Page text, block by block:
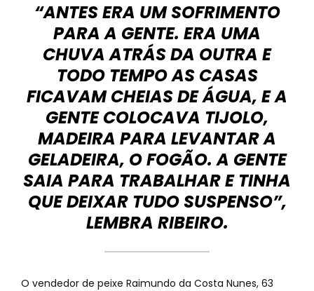
“ANTES ERA UM SOFRIMENTO
PARA A GENTE. ERA UMA
CHUVA ATRÁS DA OUTRA E
TODO TEMPO AS CASAS
FICAVAM CHEIAS DE ÁGUA, E A
GENTE COLOCAVA TIJOLO,
MADEIRA PARA LEVANTAR A
GELADEIRA, O FOGÃO. A GENTE
SAIA PARA TRABALHAR E TINHA
QUE DEIXAR TUDO SUSPENSO”,
LEMBRA RIBEIRO.
O vendedor de peixe Raimundo da Costa Nunes, 63